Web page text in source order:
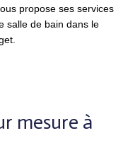
propose ses services
salle de bain dans le
mesure à